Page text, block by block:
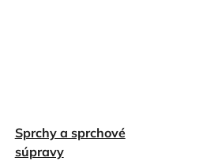
Sprchy a sprchové
súpravy